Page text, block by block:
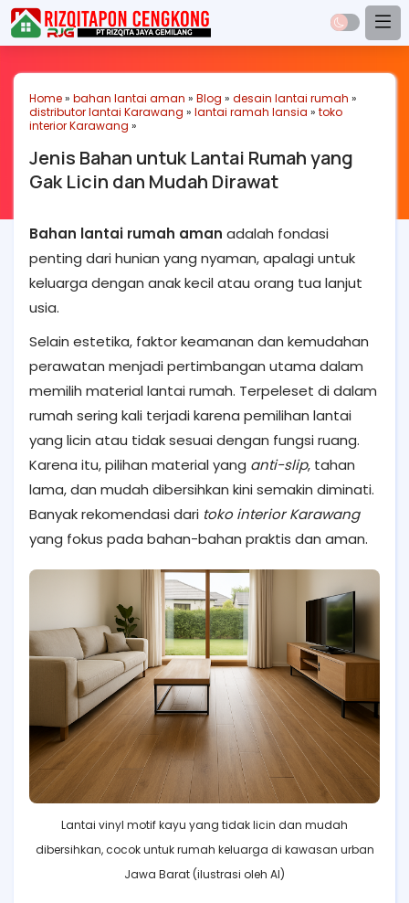
Home» bahan lantai aman » Blog » desain lantai rumah »
distributor lantai Karawang » lantai ramah lansia » toko
interior Karawang »
Jenis Bahan untuk Lantai Rumah yang
Gak Licin dan Mudah Dirawat
Bahan lantai rumah aman adalah fondasi
penting dari hunian yang nyaman, apalagi untuk
keluarga dengan anak kecil atau orang tua lanjut
usia.
Selain estetika, faktor keamanan dan kemudahan
perawatan menjadi pertimbangan utama dalam
memilih material lantai rumah. Terpeleset di dalam
rumah sering kali terjadi karena pemilihan lantai
yang licin atau tidak sesuai dengan fungsi ruang.
Karena itu, pilihan material yang anti-slip, tahan
lama, dan mudah dibersihkan kini semakin diminati.
Banyak rekomendasi dari toko interior Karawang
yang fokus pada bahan-bahan praktis dan aman.
Lantai vinyl motif kayu yang tidak licin dan mudah
dibersihkan, cocok untuk rumah keluarga di kawasan urban
Jawa Barat (ilustrasi oleh AI)